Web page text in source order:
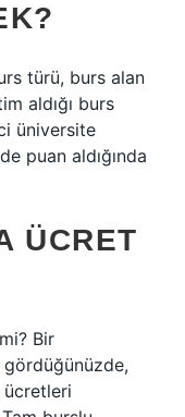
türü, burs alan
aldığı burs
üniversite
puan aldığında
ÜCRET
Bir
ücretleri